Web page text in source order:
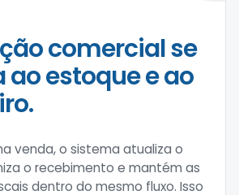
comercial se
ao estoque e ao
venda, o sistema atualiza o
o recebimento e mantém as
dentro do mesmo fluxo. Isso